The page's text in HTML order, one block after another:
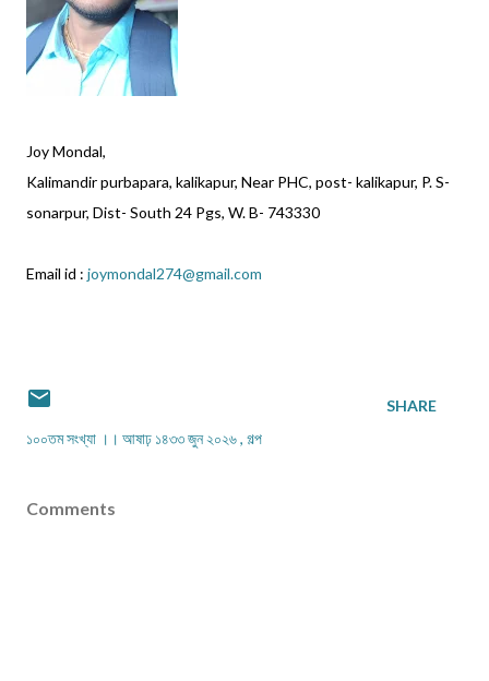
Joy Mondal,
Kalimandir purbapara, kalikapur, Near PHC, post- kalikapur, P. S-
sonarpur, Dist- South 24 Pgs, W. B- 743330
Email id : joymondal274@gmail.com
১০০তম সংখ্যা ।। আষাঢ় ১৪৩৩ জুন ২০২৬ গল্প
SHARE
Comments